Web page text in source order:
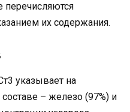
перечисляются
их содержания.
указывает на
– железо (97%) и